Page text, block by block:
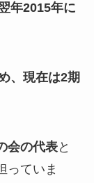
年2015年に
、現在は2期
会の代表と
っていま